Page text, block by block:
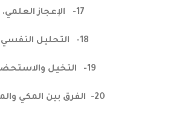
17- الإعجاز العلمي.
18- التحليل
19- التخيل
20- الفرق بين المكي